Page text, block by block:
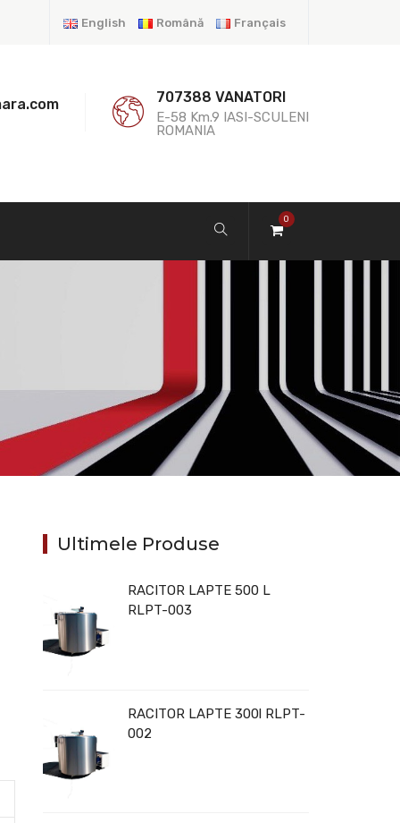
English Română Français
707388 VANATORI
E-58 Km.9 IASI-SCULENI
ROMANIA
0
Ultimele Produse
RACITOR LAPTE 500 L
RLPT-003
RACITOR LAPTE 300l RLPT-
002